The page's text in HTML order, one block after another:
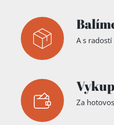
A s radostí
Za